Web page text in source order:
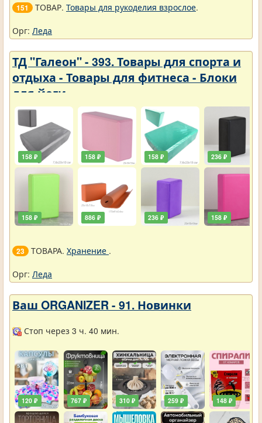
151 ТОВАР. Товары для рукоделия взрослое.
Орг: Леда
ТД "Галеон" - 393. Товары для спорта и
отдыха - Товары для фитнеса - Блоки
для йоги
158 ₽
158 ₽
158 ₽
886 ₽
158 ₽
236 ₽
236 ₽
158 ₽
23 ТОВАРА. Хранение .
Орг: Леда
Ваш ORGANIZER - 91. Новинки
Стоп через 3 ч. 40 мин.
120 ₽ 767 ₽ 310 ₽ 259 ₽ 148 ₽